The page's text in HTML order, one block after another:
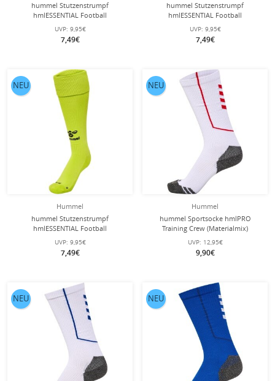
hummel Stutzenstrumpf
hmlESSENTIAL Football
(feuchtigkeitsabsorbierend)
rot/weiss - 1 Paar
UVP: 9,95€
7,49€
hummel Stutzenstrumpf
hmlESSENTIAL Football
(feuchtigkeitsabsorbierend)
gelb/schwarz - 1 Paar
UVP: 9,95€
7,49€
Hummel
hummel Stutzenstrumpf
hmlESSENTIAL Football
(feuchtigkeitsabsorbierend)
limegrün/schwarz - 1 Paar
UVP: 9,95€
7,49€
NEU
Hummel
hummel Sportsocke hmlPRO
Training Crew (Materialmix)
weiss/rot - 1 Paar
UVP: 12,95€
9,90€
NEU
NEU NEU